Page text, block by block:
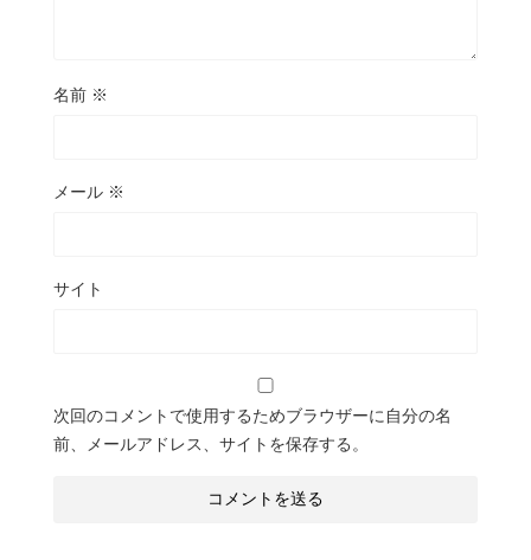
名前 ※
メール ※
サイト
次回のコメントで使用するためブラウザーに自分の名
前、メールアドレス、サイトを保存する。